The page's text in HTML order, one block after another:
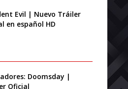
Evil | Nuevo Tráiler
en español HD
Doomsday |
Oficial